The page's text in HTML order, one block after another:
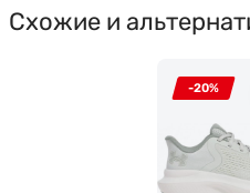
Схожие и
-20%